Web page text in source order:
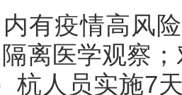
有疫情高风
离医学观察
杭人员实施7